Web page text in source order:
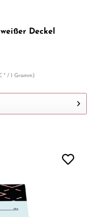
Deckel
* / 1 Gramm)